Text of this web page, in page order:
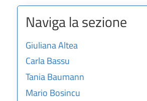
Naviga la sezione
Giuliana Altea
Carla Bassu
Tania Baumann
Mario Bosincu